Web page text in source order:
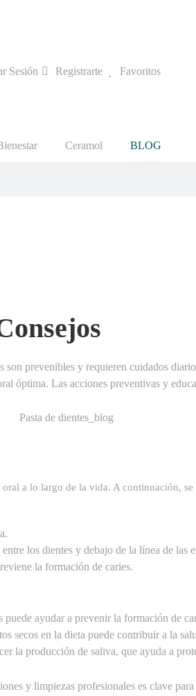
Sesión Registrarte Favoritos
Ceramol BLOG
prevenibles y requieren cuidados
óptima. Las acciones preventivas y
a lo largo de la vida. A continuación,
los dientes y debajo de la línea de las
la formación de caries.
ayudar a prevenir la formación de
secos en la dieta puede contribuir a la
la producción de saliva, que ayuda a
y limpiezas profesionales es clave